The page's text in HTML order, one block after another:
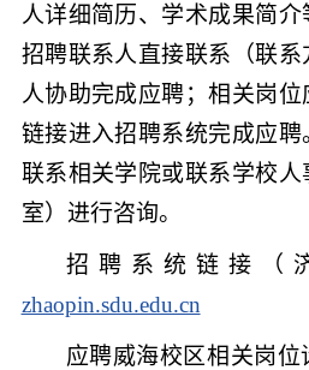
人详细简历、学术成果简
招聘联系人直接联系（联
人协助完成应聘；相关岗
链接进入招聘系统完成应
联系相关学院或联系学校
室）进行咨询。
招聘系统链接（
zhaopin.sdu.edu.cn
应聘威海校区相关岗